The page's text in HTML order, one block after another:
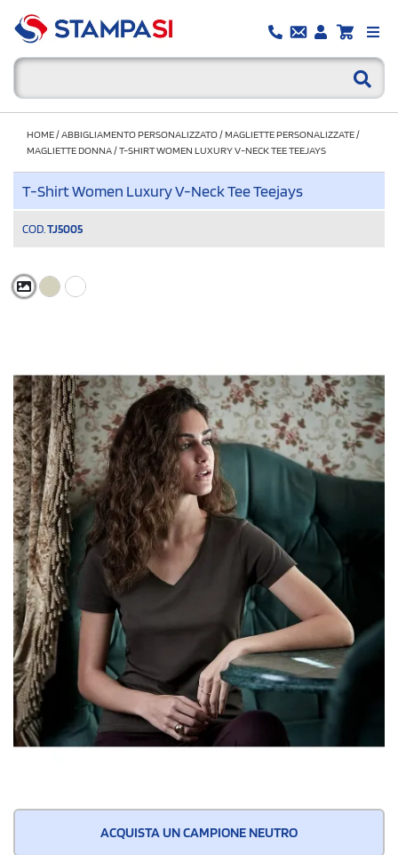
HOME/ABBIGLIAMENTO PERSONALIZZATO/MAGLIETTE PERSONALIZZATE/
MAGLIETTE DONNA/T-SHIRT WOMEN LUXURY V-NECK TEE TEEJAYS
T-Shirt Women Luxury V-Neck Tee Teejays
COD. TJ5005
ACQUISTA UN CAMPIONE NEUTRO